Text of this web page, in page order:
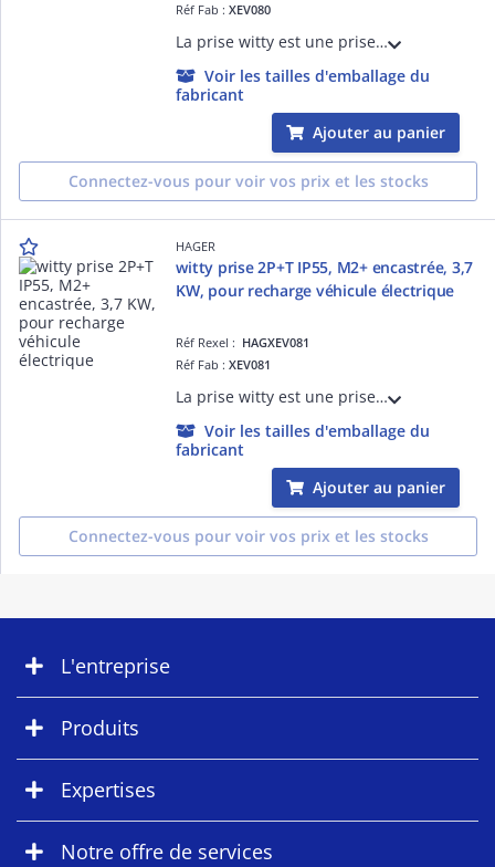
Réf Fab :XEV080
La prise witty est une prise renforcée cubyko grise avec un IP55, elle permet la recharge d'un véhicule électrique ou hybride rechargeable jusqu'à 3,7kW / 16A. Montage encastré.
Voir les tailles d'emballage du
fabricant
Ajouter au panier
Connectez-vous pour voir vos prix et les stocks
HAGER
witty prise 2P+T IP55, M2+ encastrée, 3,7
KW, pour recharge véhicule électrique
Réf Rexel : HAGXEV081
Réf Fab :XEV081
La prise witty est une prise renforcée cubyko grise avec un IP55, elle permet la recharge d'un véhicule électrique ou hybride rechargeable jusqu'à 3,7kW / 16A en fonction du chargeur du véhicule. Montage en saillie.
Voir les tailles d'emballage du
fabricant
Ajouter au panier
Connectez-vous pour voir vos prix et les stocks
L'entreprise
Produits
Expertises
Notre offre de services